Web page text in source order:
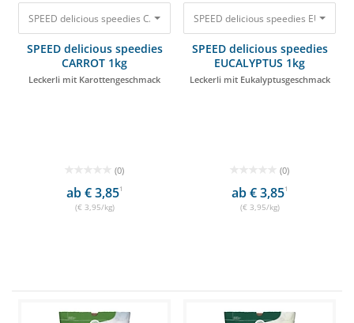
SPEED delicious speedies CARROT 1kg Leckerli mit Karottengeschmack
SPEED delicious speedies
CARROT 1kg
Leckerli mit Karottengeschmack
(0)
ab € 3,851
(€ 3,95/kg)
SPEED delicious speedies
SPEED delicious speedies
EUCALYPTUS 1kg
Leckerli mit Eukalyptusgeschmack
(0)
ab € 3,851
(€ 3,95/kg)